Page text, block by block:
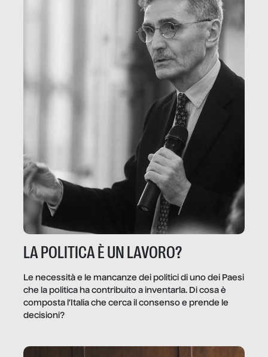
LA POLITICA È UN LAVORO?
Le necessità e le mancanze dei politici di uno dei Paesi
che la politica ha contribuito a inventarla. Di cosa è
composta l’Italia che cerca il consenso e prende le
decisioni?